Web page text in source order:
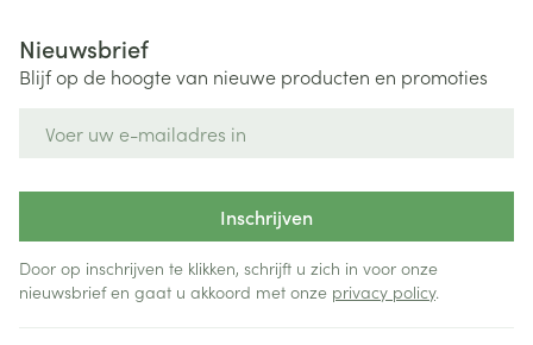
Nieuwsbrief
Blijf op de hoogte van nieuwe producten en promoties
Inschrijven
Door op inschrijven te klikken, schrijft u zich in voor onze
nieuwsbrief en gaat u akkoord met onze privacy policy.